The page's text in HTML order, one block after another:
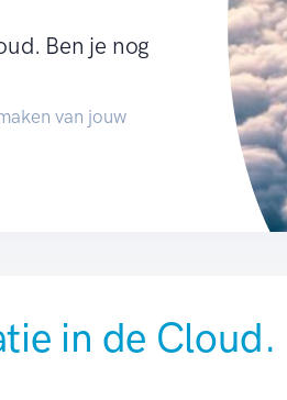
Ben je nog
van jouw
in de Cloud.